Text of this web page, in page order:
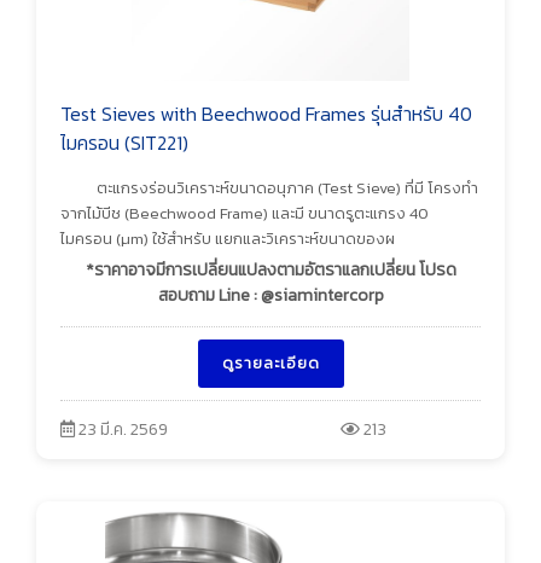
Test Sieves with Beechwood Frames รุ่นสำหรับ 40
ไมครอน (SIT221)
ตะแกรงร่อนวิเคราะห์ขนาดอนุภาค (Test Sieve) ที่มี โครงทำ
จากไม้บีช (Beechwood Frame) และมี ขนาดรูตะแกรง 40
ไมครอน (µm) ใช้สำหรับ แยกและวิเคราะห์ขนาดของผ
*ราคาอาจมีการเปลี่ยนแปลงตามอัตราแลกเปลี่ยน โปรด
สอบถาม Line : @siamintercorp
ดูรายละเอียด
23 มี.ค. 2569 213